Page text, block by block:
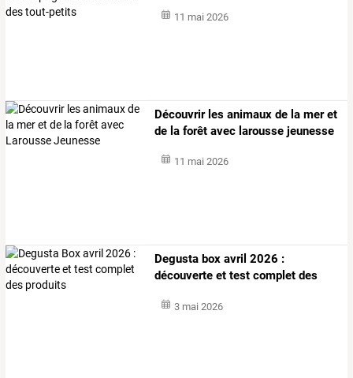
11 mai 2026
Découvrir les animaux de la mer et
de la forêt avec larousse jeunesse
11 mai 2026
Degusta box avril 2026 :
découverte et test complet des
3 mai 2026